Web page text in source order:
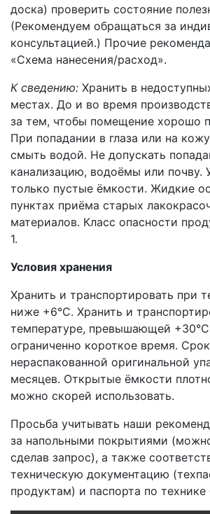
доска) проверить состояние
(Рекомендуем обращаться за
консультацией.) Прочие
«Схема нанесения/расход».
К сведению: Хранить в
местах. До и во время
за тем, чтобы помещение хорошо
При попадании в глаза или на
смыть водой. Не допускать
канализацию, водоёмы или почву.
только пустые ёмкости. Жидкие
пунктах приёма старых
материалов. Класс опасности
1.
Условия хранения
Хранить и транспортировать при
ниже +6°С. Хранить и
температуре, превышающей
ограниченно короткое время.
нераспакованной оригинальной
месяцев. Открытые ёмкости
можно скорей использовать.
Просьба учитывать наши
за напольными покрытиями
сделав запрос), а также
техническую документацию
продуктам) и паспорта по технике